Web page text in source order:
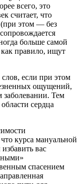
всего, это
считает, что
(при этом — без
больше самой
правило, ищут
если при этом
ощущений,
заболевании. Тем
сердца
курса мануальной
вас
спасением